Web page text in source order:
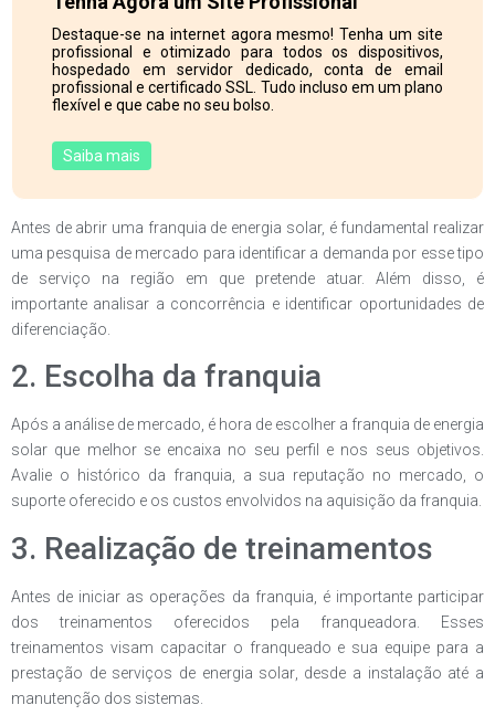
Destaque-se na internet agora mesmo! Tenha um site
profissional e otimizado para todos os dispositivos,
hospedado em servidor dedicado, conta de email
profissional e certificado SSL. Tudo incluso em um plano
flexível e que cabe no seu bolso.
Saiba mais
Antes de abrir uma franquia de energia solar, é fundamental realizar
uma pesquisa de mercado para identificar a demanda por esse tipo
de serviço na região em que pretende atuar. Além disso, é
importante analisar a concorrência e identificar oportunidades de
diferenciação.
2. Escolha da franquia
Após a análise de mercado, é hora de escolher a franquia de energia
solar que melhor se encaixa no seu perfil e nos seus objetivos.
Avalie o histórico da franquia, a sua reputação no mercado, o
suporte oferecido e os custos envolvidos na aquisição da franquia.
3. Realização de treinamentos
Antes de iniciar as operações da franquia, é importante participar
dos treinamentos oferecidos pela franqueadora. Esses
treinamentos visam capacitar o franqueado e sua equipe para a
prestação de serviços de energia solar, desde a instalação até a
manutenção dos sistemas.